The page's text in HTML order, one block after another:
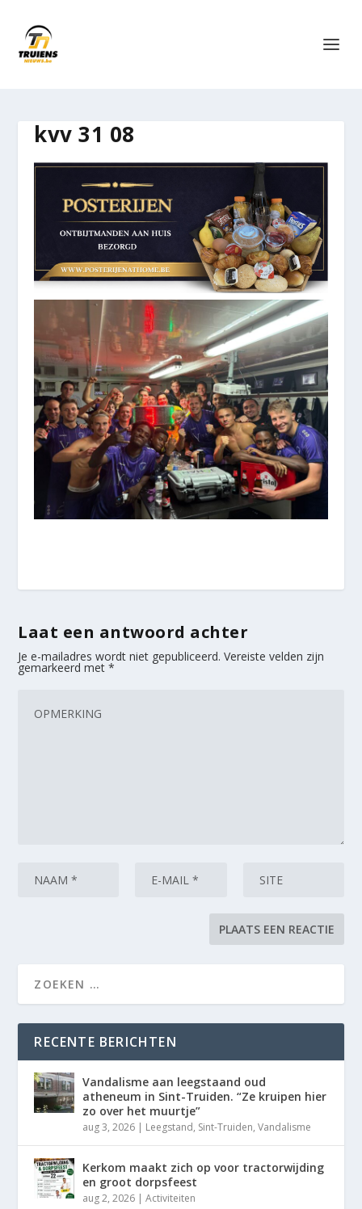
kvv 31 08
Laat een antwoord achter
Je e-mailadres wordt niet gepubliceerd. Vereiste velden zijn
gemarkeerd met*
RECENTE BERICHTEN
Vandalisme aan leegstaand oud
atheneum in Sint-Truiden. “Ze kruipen hier
zo over het muurtje”
aug 3, 2026 | Leegstand, Sint-Truiden,Vandalisme
Kerkom maakt zich op voor tractorwijding
en groot dorpsfeest
aug 2, 2026 |Activiteiten